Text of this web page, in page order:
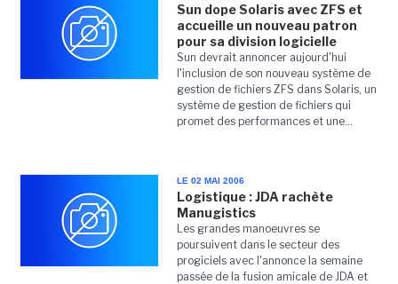
Sun dope Solaris avec ZFS et
accueille un nouveau patron
pour sa division logicielle
Sun devrait annoncer aujourd'hui
l'inclusion de son nouveau système de
gestion de fichiers ZFS dans Solaris, un
système de gestion de fichiers qui
promet des performances et une...
LE 02 MAI 2006
Logistique : JDA rachète
Manugistics
Les grandes manoeuvres se
poursuivent dans le secteur des
progiciels avec l'annonce la semaine
passée de la fusion amicale de JDA et